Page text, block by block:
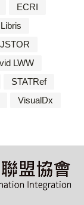
ECRI
JSTOR
LWW
STATRef
VisualDx